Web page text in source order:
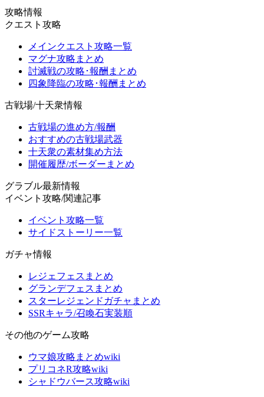
攻略情報
クエスト攻略
メインクエスト攻略一覧
マグナ攻略まとめ
討滅戦の攻略･報酬まとめ
四象降臨の攻略･報酬まとめ
古戦場/十天衆情報
古戦場の進め方/報酬
おすすめの古戦場武器
十天衆の素材集め方法
開催履歴/ボーダーまとめ
グラブル最新情報
イベント攻略/関連記事
イベント攻略一覧
サイドストーリー一覧
ガチャ情報
レジェフェスまとめ
グランデフェスまとめ
スターレジェンドガチャまとめ
SSRキャラ/召喚石実装順
その他のゲーム攻略
ウマ娘攻略まとめwiki
プリコネR攻略wiki
シャドウバース攻略wiki